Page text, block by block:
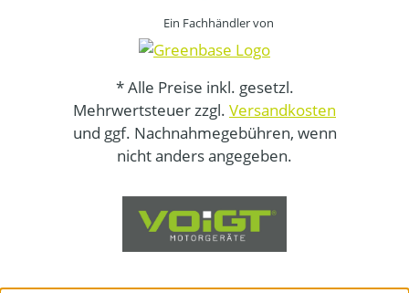
Ein Fachhändler von
* Alle Preise inkl. gesetzl.
Mehrwertsteuer zzgl. Versandkosten
und ggf. Nachnahmegebühren, wenn
nicht anders angegeben.